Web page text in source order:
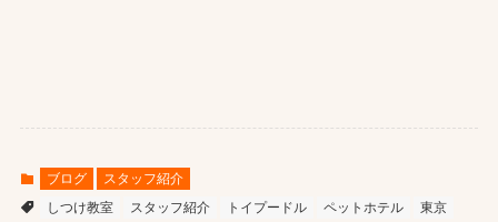
ブログ
スタッフ紹介
しつけ教室
スタッフ紹介 トイプードル ペットホテル
東京